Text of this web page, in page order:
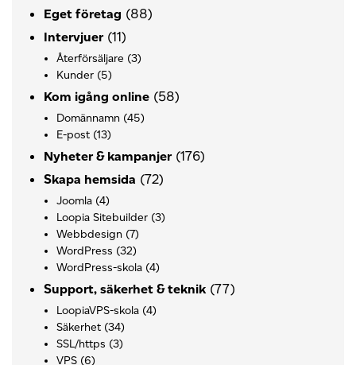
Eget företag (88)
Intervjuer (11)
Återförsäljare (3)
Kunder (5)
Kom igång online (58)
Domännamn (45)
E-post (13)
Nyheter & kampanjer (176)
Skapa hemsida (72)
Joomla (4)
Loopia Sitebuilder (3)
Webbdesign (7)
WordPress (32)
WordPress-skola (4)
Support, säkerhet & teknik (77)
LoopiaVPS-skola (4)
Säkerhet (34)
SSL/https (3)
VPS (6)